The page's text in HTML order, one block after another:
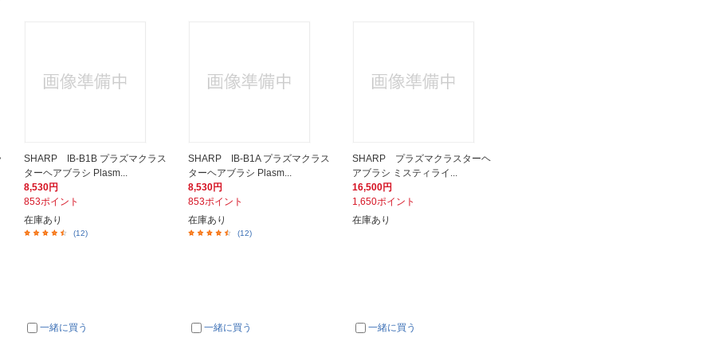
SHARP IB-B1B プラズマクラス
ターヘアブラシ Plasm...
8,530円
853ポイント
在庫あり
(12)
一緒に買う
SHARP IB-B1A プラズマクラス
ターヘアブラシ Plasm...
8,530円
853ポイント
在庫あり
(12)
一緒に買う
SHARP プラズマクラスターヘ
アブラシ ミスティライ...
16,500円
1,650ポイント
在庫あり
一緒に買う